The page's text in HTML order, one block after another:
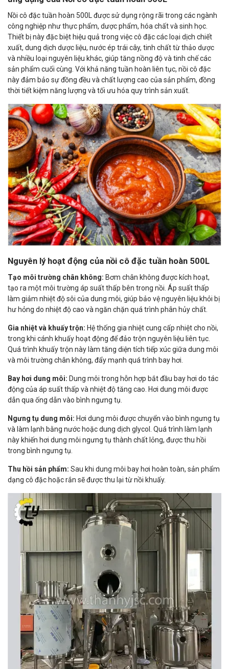
Nồi cô đặc tuần hoàn 500L được sử dụng rộng rãi trong các ngành
công nghiệp như thực phẩm, dược phẩm, hóa chất và sinh học.
Thiết bị này đặc biệt hiệu quả trong việc cô đặc các loại dịch chiết
xuất, dung dịch dược liệu, nước ép trái cây, tinh chất từ thảo dược
và nhiều loại nguyên liệu khác, giúp tăng nồng độ và tinh chế các
sản phẩm cuối cùng. Với khả năng tuần hoàn liên tục, nồi cô đặc
này đảm bảo sự đồng đều và chất lượng cao của sản phẩm, đồng
thời tiết kiệm năng lượng và tối ưu hóa quy trình sản xuất.
Nguyên lý hoạt động của nồi cô đặc tuần hoàn 500L
Tạo môi trường chân không: Bơm chân không được kích hoạt,
tạo ra một môi trường áp suất thấp bên trong nồi. Áp suất thấp
làm giảm nhiệt độ sôi của dung môi, giúp bảo vệ nguyên liệu khỏi bị
hư hỏng do nhiệt độ cao và ngăn chặn quá trình phân hủy chất.
Gia nhiệt và khuấy trộn: Hệ thống gia nhiệt cung cấp nhiệt cho nồi,
trong khi cánh khuấy hoạt động để đảo trộn nguyên liệu liên tục.
Quá trình khuấy trộn này làm tăng diện tích tiếp xúc giữa dung môi
và môi trường chân không, đẩy mạnh quá trình bay hơi.
Bay hơi dung môi: Dung môi trong hỗn hợp bắt đầu bay hơi do tác
động của áp suất thấp và nhiệt độ tăng cao. Hơi dung môi được
dẫn qua ống dẫn vào bình ngưng tụ.
Ngưng tụ dung môi: Hơi dung môi được chuyển vào bình ngưng tụ
và làm lạnh bằng nước hoặc dung dịch glycol. Quá trình làm lạnh
này khiến hơi dung môi ngưng tụ thành chất lỏng, được thu hồi
trong bình ngưng tụ.
Thu hồi sản phẩm: Sau khi dung môi bay hơi hoàn toàn, sản phẩm
dạng cô đặc hoặc rắn sẽ được thu lại từ nồi khuấy.